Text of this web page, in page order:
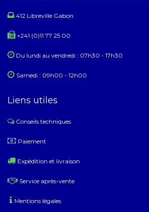
412 Libreville Gabon
+241 (0)11 77 25 00
Du lundi au ​​vendredi : 07h30 - 17h30
Samedi : 09h00 - 12h00
Liens utiles
Conseils techniques
​ Paiement
Expédition et livraison
Service après-vente
Mentions légales